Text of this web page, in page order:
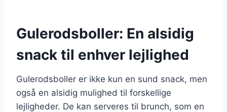
Gulerodsboller: En alsidig
snack til enhver lejlighed
Gulerodsboller er ikke kun en sund snack, men
også en alsidig mulighed til forskellige
lejligheder. De kan serveres til brunch, som en